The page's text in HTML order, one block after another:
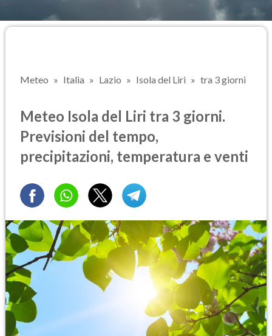
Meteo Italia Lazio Isola del Liri tra 3 giorni
Meteo Isola del Liri tra 3 giorni.
Previsioni del tempo,
precipitazioni, temperatura e venti